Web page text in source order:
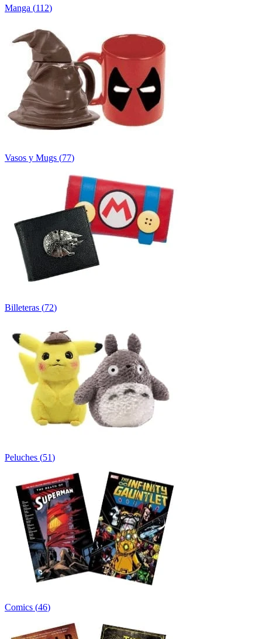
Manga (112)
Vasos y Mugs (77)
Billeteras (72)
Peluches (51)
Comics (46)